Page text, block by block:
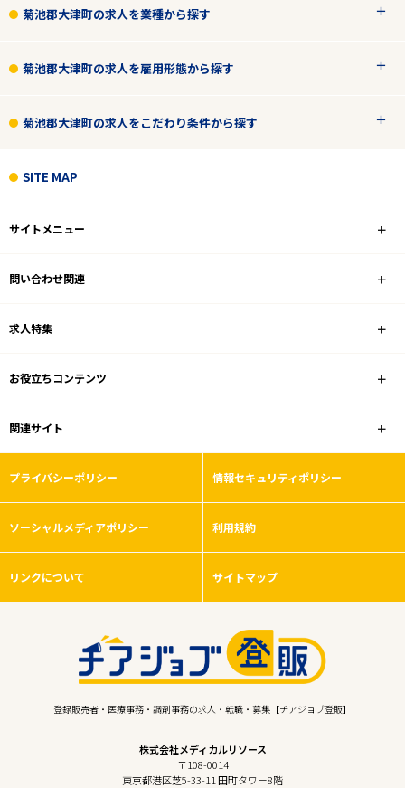
2件から検索する
菊池郡大津町の求人を業種から探す
菊池郡大津町の求人を雇用形態から探す
菊池郡大津町の求人をこだわり条件から探す
SITE MAP
サイトメニュー
問い合わせ関連
求人特集
お役立ちコンテンツ
関連サイト
プライバシーポリシー 情報セキュリティポリシー
ソーシャルメディアポリシー 利用規約
リンクについて サイトマップ
登録販売者・医療事務・調剤事務の求人・転職・募集【チアジョブ登販】
株式会社メディカルリソース
〒108-0014
東京都港区芝5-33-11 田町タワー8階